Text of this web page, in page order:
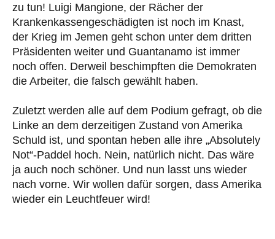
zu tun! Luigi Mangione, der Rächer der
Krankenkassengeschädigten ist noch im Knast,
der Krieg im Jemen geht schon unter dem dritten
Präsidenten weiter und Guantanamo ist immer
noch offen. Derweil beschimpften die Demokraten
die Arbeiter, die falsch gewählt haben.
Zuletzt werden alle auf dem Podium gefragt, ob die
Linke an dem derzeitigen Zustand von Amerika
Schuld ist, und spontan heben alle ihre „Absolutely
Not“-Paddel hoch. Nein, natürlich nicht. Das wäre
ja auch noch schöner. Und nun lasst uns wieder
nach vorne. Wir wollen dafür sorgen, dass Amerika
wieder ein Leuchtfeuer wird!